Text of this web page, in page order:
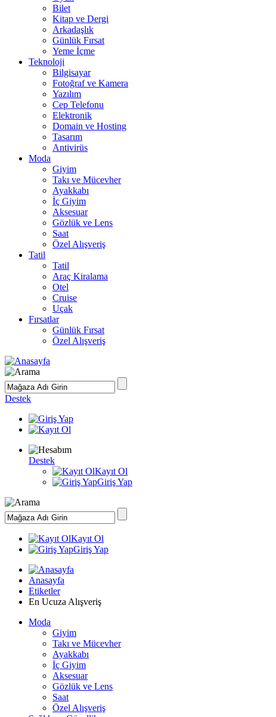
Bilet
Kitap ve Dergi
Arkadaşlık
Günlük Fırsat
Yeme İçme
Teknoloji
Bilgisayar
Fotoğraf ve Kamera
Yazılım
Cep Telefonu
Elektronik
Domain ve Hosting
Tasarım
Antivirüs
Moda
Giyim
Takı ve Mücevher
Ayakkabı
İç Giyim
Aksesuar
Gözlük ve Lens
Saat
Özel Alışveriş
Tatil
Tatil
Araç Kiralama
Otel
Cruise
Uçak
Fırsatlar
Günlük Fırsat
Özel Alışveriş
Destek
Destek
Kayıt Ol
Giriş Yap
Kayıt Ol
Giriş Yap
Anasayfa
Etiketler
En Ucuza Alışveriş
Moda
Giyim
Takı ve Mücevher
Ayakkabı
İç Giyim
Aksesuar
Gözlük ve Lens
Saat
Özel Alışveriş